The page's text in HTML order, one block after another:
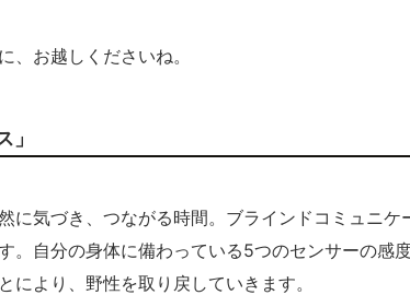
、お越しくださいね。
に気づき、つながる時間。ブラインドコミュニケ
。自分の身体に備わっている5つのセンサーの感
より、野性を取り戻していきます。